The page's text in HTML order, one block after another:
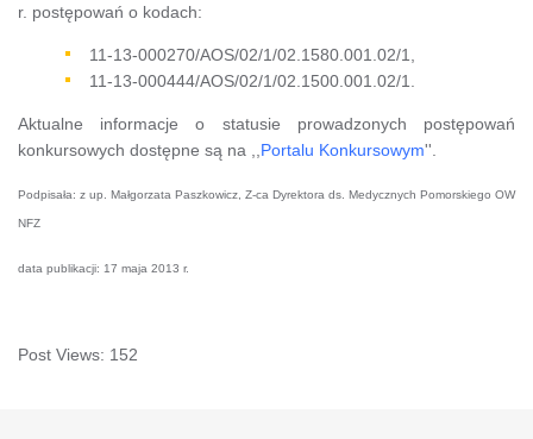
r. postępowań o kodach:
11-13-000270/AOS/02/1/02.1580.001.02/1,
11-13-000444/AOS/02/1/02.1500.001.02/1.
Aktualne informacje o statusie prowadzonych postępowań
konkursowych dostępne są na ,, Portalu Konkursowym''.
Podpisała: z up. Małgorzata Paszkowicz, Z-ca Dyrektora ds. Medycznych Pomorskiego OW
NFZ
data publikacji: 17 maja 2013 r.
Post Views: 152